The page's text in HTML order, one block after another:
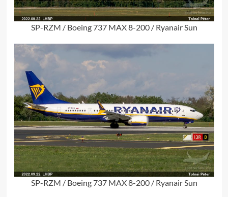
SP-RZM / Boeing 737 MAX 8-200 / Ryanair Sun
SP-RZM / Boeing 737 MAX 8-200 / Ryanair Sun